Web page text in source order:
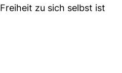
zu sich selbst ist